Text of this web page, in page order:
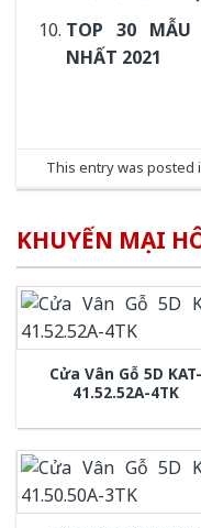
TOP 30 MẪU
NHẤT 2021
This entry was posted
KHUYẾN MẠI
Cửa Vân Gỗ 5D KAT-
41.52.52A-4TK